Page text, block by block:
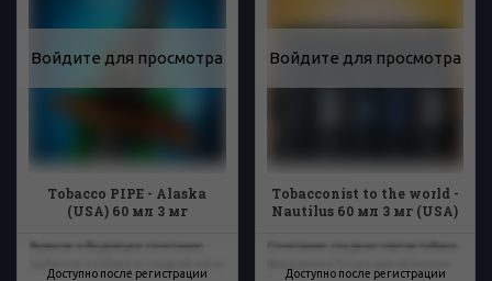
Войдите для просмотра
Tobacco PIPE - Alaska
(USA) 60 мл 3 мг
Доступно после регистрации
Терпкое и бодрящее сочетание
Войдите для просмотра
Tobacconist to the world -
Nautilus 60 мл 3 мг (USA)
Доступно после регистрации
Сочетание сладких сортов табака